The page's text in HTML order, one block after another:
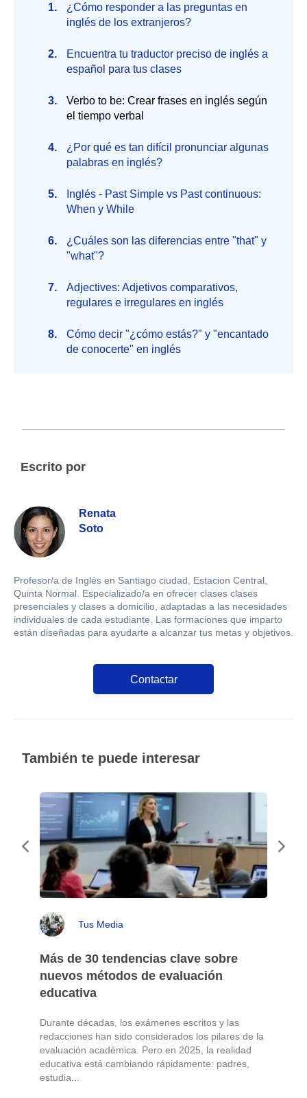
¿Cómo responder a las preguntas en
inglés de los extranjeros?
Encuentra tu traductor preciso de inglés a
español para tus clases
Verbo to be: Crear frases en inglés según
el tiempo verbal
¿Por qué es tan difícil pronunciar algunas
palabras en inglés?
Inglés - Past Simple vs Past continuous:
When y While
¿Cuáles son las diferencias entre "that" y
"what"?
Adjectives: Adjetivos comparativos,
regulares e irregulares en inglés
Cómo decir "¿cómo estás?" y "encantado
de conocerte" en inglés
Escrito por
Renata
Soto
Profesor/a de Inglés en Santiago ciudad, Estacion Central,
Quinta Normal. Especializado/a en ofrecer clases clases
presenciales y clases a domicilio, adaptadas a las necesidades
individuales de cada estudiante. Las formaciones que imparto
están diseñadas para ayudarte a alcanzar tus metas y objetivos.
Contactar
También te puede interesar
Tus Media
Más de 30 tendencias clave sobre
nuevos métodos de evaluación
educativa
Durante décadas, los exámenes escritos y las
redacciones han sido considerados los pilares de la
evaluación académica. Pero en 2025, la realidad
educativa está cambiando rápidamente: padres,
estudia...